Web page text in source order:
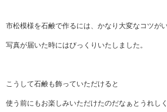
市松模様を石鹸で作るには、かなり大変なコツが
写真が届いた時にはびっくりいたしました。
こうして石鹸も飾っていただけると
使う前にもお楽しみいただけたのだなぁとうれしく